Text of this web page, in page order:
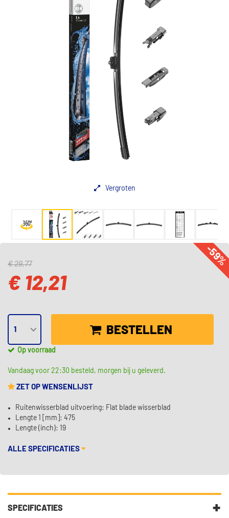
Vergroten
-
€ 29,77
€ 12,21
BESTELLEN
Op voorraad
Vandaag voor 22:30 besteld, morgen bij u geleverd.
ZET OP WENSENLIJST
Ruitenwisserblad uitvoering: Flat blade wisserblad
Lengte 1 [mm]: 475
Lengte (inch): 19
ALLE SPECIFICATIES
SPECIFICATIES